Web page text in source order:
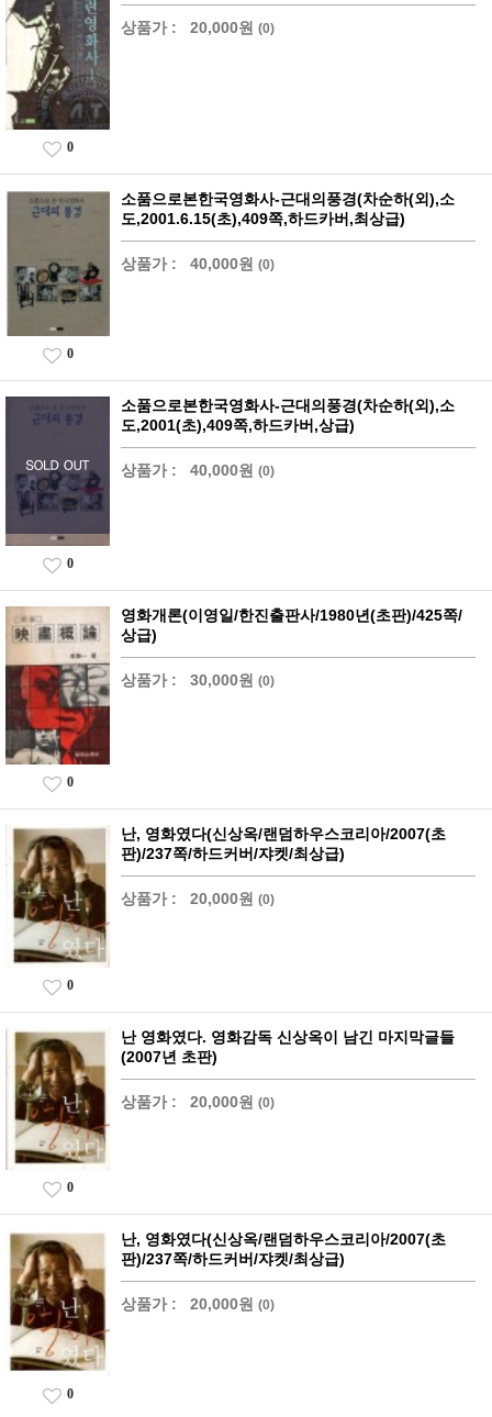
상품가 : 20,000원 (0)
0
소품으로본한국영화사-근대의풍경(차순하(외),소
도,2001.6.15(초),409쪽,하드카버,최상급)
상품가 : 40,000원 (0)
0
소품으로본한국영화사-근대의풍경(차순하(외),소
도,2001(초),409쪽,하드카버,상급)
상품가 : 40,000원 (0)
0
영화개론(이영일/한진출판사/1980년(초판)/425쪽/
상급)
상품가 : 30,000원 (0)
0
난, 영화였다(신상옥/랜덤하우스코리아/2007(초
판)/237쪽/하드커버/쟈켓/최상급)
상품가 : 20,000원 (0)
0
난 영화였다. 영화감독 신상옥이 남긴 마지막글들
(2007년 초판)
상품가 : 20,000원 (0)
0
난, 영화였다(신상옥/랜덤하우스코리아/2007(초
판)/237쪽/하드커버/쟈켓/최상급)
상품가 : 20,000원 (0)
0